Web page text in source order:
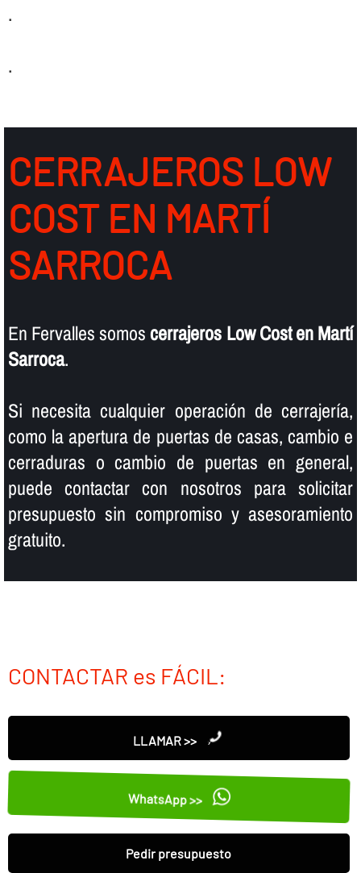
.
.
CERRAJEROS LOW
COST EN MARTÍ
SARROCA
En Fervalles somoscerrajeros Low Cost en Martí
Sarroca.
Si necesita cualquier operación de cerrajerí­a,
como la apertura de puertas de casas, cambio e
cerraduras o cambio de puertas en general,
puede contactar con nosotros para solicitar
presupuesto sin compromiso y asesoramiento
gratuito.
CONTACTAR es FÁCIL:
LLAMAR >>
WhatsApp >>
Pedir presupuesto